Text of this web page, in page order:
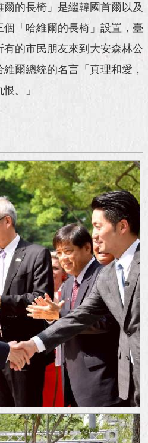
的長椅」是繼韓國首爾以及
個「哈維爾的長椅」設置，臺
的市民朋友來到大安森林公
爾總統的名言「真理和愛，
。」